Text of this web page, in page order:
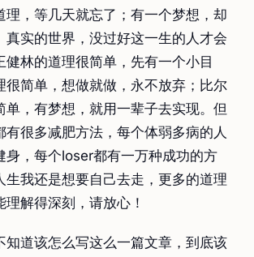
理，等几天就忘了；有一个梦想，却
真实的世界，没过好这一生的人才会
健林的道理很简单，先有一个小目
很简单，想做就做，永不放弃；比尔
单，有梦想，就用一辈子去实现。但
有很多减肥方法，每个体弱多病的人
身，每个loser都有一万种成功的方
生我还是想要自己去走，更多的道理
解得深刻，请放心！
知道该怎么写这么一篇文章，到底该